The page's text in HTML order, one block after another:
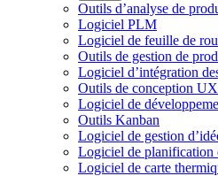
Outils d’analyse de
Logiciel PLM
Logiciel de feuille de
Outils de gestion de
Logiciel d’intégration
Outils de conception UX
Logiciel de
Outils Kanban
Logiciel de gestion
Logiciel de planification
Logiciel de carte